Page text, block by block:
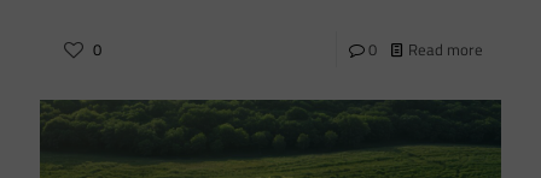
0 0 Read more